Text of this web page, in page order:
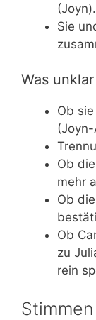
(Joyn).
Sie
Was
Ob
Ob
mehr
Ob
Ob
zu
rein